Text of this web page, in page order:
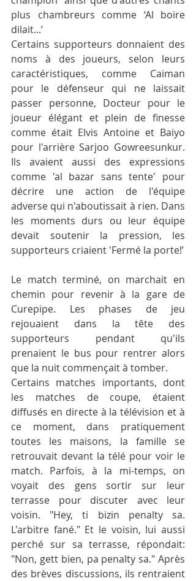
plus chambreurs comme ‘Al boire
dilait...’
Certains supporteurs donnaient des
noms à des joueurs, selon leurs
caractéristiques, comme Caiman
pour le défenseur qui ne laissait
passer personne, Docteur pour le
joueur élégant et plein de finesse
comme était Elvis Antoine et Baiyo
pour l'arrière Sarjoo Gowreesunkur.
Ils avaient aussi des expressions
comme 'al bazar sans tente' pour
décrire une action de l'équipe
adverse qui n'aboutissait à rien. Dans
les moments durs ou leur équipe
devait soutenir la pression, les
supporteurs criaient 'Fermé la porte!’
Le match terminé, on marchait en
chemin pour revenir à la gare de
Curepipe. Les phases de jeu
rejouaient dans la tête des
supporteurs pendant qu'ils
prenaient le bus pour rentrer alors
que la nuit commençait à tomber.
Certains matches importants, dont
les matches de coupe, étaient
diffusés en directe à la télévision et à
ce moment, dans pratiquement
toutes les maisons, la famille se
retrouvait devant la télé pour voir le
match. Parfois, à la mi-temps, on
voyait des gens sortir sur leur
terrasse pour discuter avec leur
voisin. "Hey, ti bizin penalty sa.
L'arbitre fané." Et le voisin, lui aussi
perché sur sa terrasse, répondait:
"Non, gett bien, pa penalty sa." Après
des brèves discussions, ils rentraient